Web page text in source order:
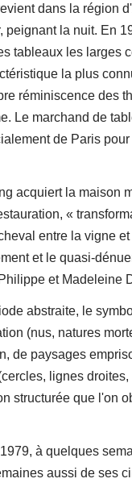
dans la région
peignant la nuit. En
tableaux les larges
la plus
réminiscence des
Le marchand de
de Paris
acquiert la maison
«
entre la vigne
et le quasi-
et Madeleine
abstraite, le
(nus, natures
de paysages
lignes
structurée que l'on
à quelques
aussi de ses